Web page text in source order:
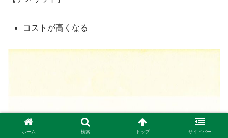
コストが高くなる
ホーム 検索 トップ サイドバー